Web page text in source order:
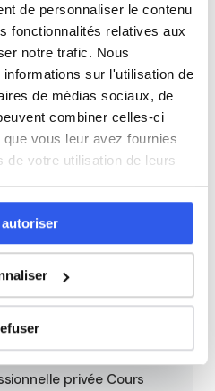
de personnaliser le contenu
fonctionnalités relatives aux
notre trafic. Nous
sur l'utilisation de
de médias sociaux, de
combiner celles-ci
vous leur avez fournies
de votre utilisation de leurs
Saint-Joseph
Sainte-Famille
Louis Pergaud
privée Cours